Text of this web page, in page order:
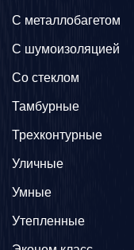
C металлобагетом
С шумоизоляцией
Со стеклом
Тамбурные
Трехконтурные
Уличные
Умные
Утепленные